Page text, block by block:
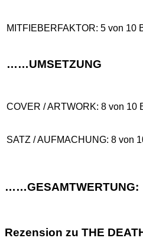
MITFIEBERFAKTOR: 5 von 10
……UMSETZUNG
COVER / ARTWORK: 8 von 10
SATZ / AUFMACHUNG: 8 von
……GESAMTWERTUNG:
Rezension zu THE